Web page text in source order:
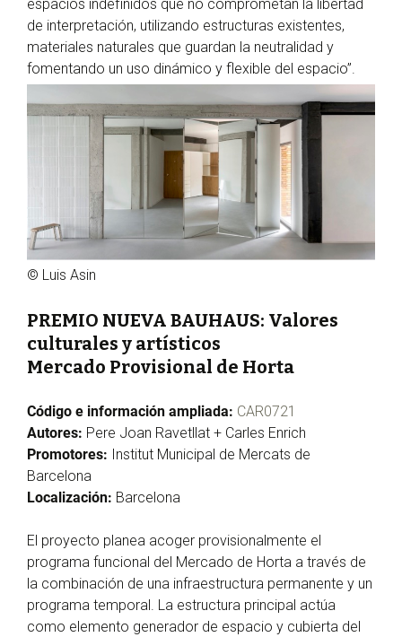
espacios indefinidos que no comprometan la libertad
de interpretación, utilizando estructuras existentes,
materiales naturales que guardan la neutralidad y
fomentando un uso dinámico y flexible del espacio”.
© Luis Asin
PREMIO NUEVA BAUHAUS: Valores
culturales y artísticos
Mercado Provisional de Horta
Código e información ampliada: CAR0721
Autores: Pere Joan Ravetllat + Carles Enrich
Promotores: Institut Municipal de Mercats de
Barcelona
Localización: Barcelona
El proyecto planea acoger provisionalmente el
programa funcional del Mercado de Horta a través de
la combinación de una infraestructura permanente y un
programa temporal. La estructura principal actúa
como elemento generador de espacio y cubierta del